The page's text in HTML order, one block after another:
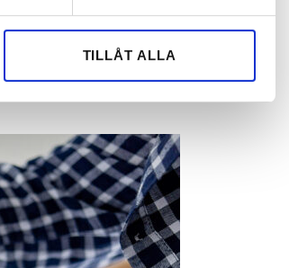
och annan information från din enhet
kan i sin tur kombinera informationen
TILLÅT ALLA